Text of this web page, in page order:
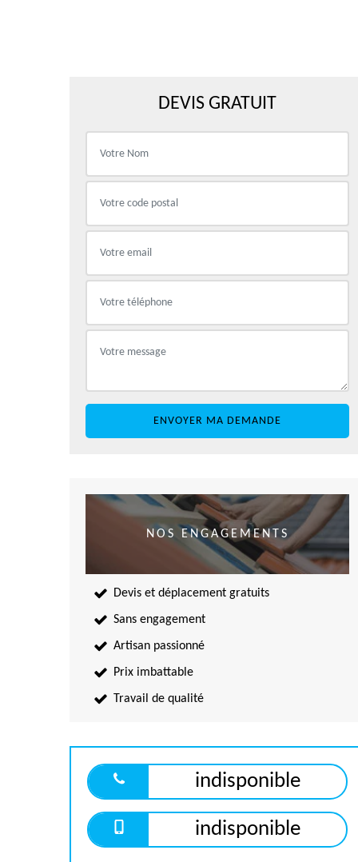
DEVIS GRATUIT
NOS ENGAGEMENTS
Devis et déplacement gratuits
Sans engagement
Artisan passionné
Prix imbattable
Travail de qualité
indisponible
indisponible